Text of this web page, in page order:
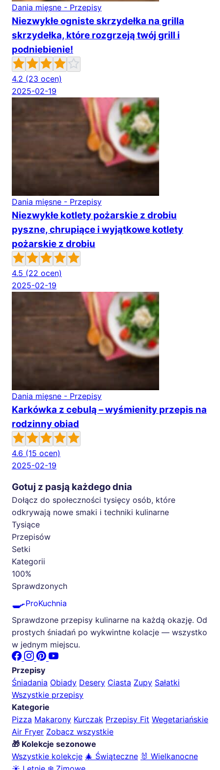
Dania mięsne - Przepisy
Niezwykłe ogniste skrzydełka na grilla
skrzydełka, które rozgrzeją twój grill i
podniebienie!
4.2 (23 ocen)
2025-02-19
Dania mięsne - Przepisy
Niezwykłe kotlety pożarskie z drobiu
pyszne, chrupiące i wyjątkowe kotlety
pożarskie z drobiu
4.5 (22 ocen)
2025-02-19
Dania mięsne - Przepisy
Karkówka z cebulą – wyśmienity przepis na
rodzinny obiad
4.6 (15 ocen)
2025-02-19
Gotuj z pasją każdego dnia
Dołącz do społeczności tysięcy osób, które
odkrywają nowe smaki i techniki kulinarne
Tysiące
Przepisów
Setki
Kategorii
100%
Sprawdzonych
🍳ProKuchnia
Sprawdzone przepisy kulinarne na każdą okazję. Od
prostych śniadań po wykwintne kolacje — wszystko
w jednym miejscu.
Przepisy
Śniadania Obiady Desery Ciasta Zupy Sałatki
Wszystkie przepisy
Kategorie
Pizza Makarony Kurczak Przepisy Fit Wegetariańskie
Air Fryer Zobacz wszystkie
🎁 Kolekcje sezonowe
Wszystkie kolekcje 🎄 Świąteczne 🐰 Wielkanocne